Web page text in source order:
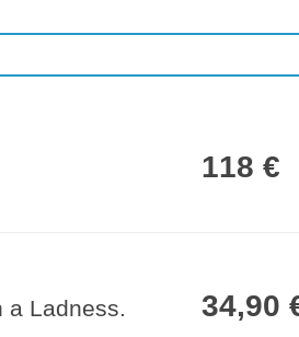
118 €
a Ladness.
34,90